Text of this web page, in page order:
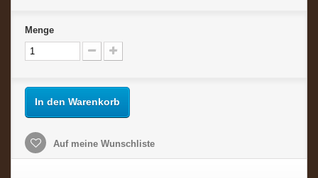
Menge
In den Warenkorb
Auf meine Wunschliste